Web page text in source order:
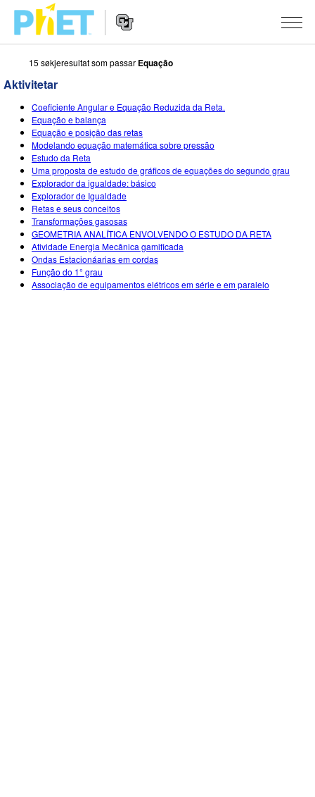
Search
the
PhET
Website
Navigation
SIMULERINGAR
All Sims
Fysikk
Matematikk
Kjemi
Geofag
Biologi
Omsette simuleringar
STUDIO
About Studio
Customizable Sims
Start a Free Trial
Purchase a License
TEACHING
Bla i aktivitetar
Contribute an Activity
Activity Contribution Guidelines
Virtual Workshops
Professional Learning with PhET
FORSKING
INITIATIVES
Inclusive Design
PhET Global
LOGG INN / REGISTER
LOGG INN / REGISTER
15 søkjeresultat som passar Equação
Aktivitetar
Coeficiente Angular e Equação Reduzida da Reta.
Equação e balança
Equação e posição das retas
Modelando equação matemática sobre pressão
Estudo da Reta
Uma proposta de estudo de gráficos de equações do segundo grau
Explorador da igualdade: básico
Explorador de Igualdade
Retas e seus conceitos
Transformações gasosas
GEOMETRIA ANALÍTICA ENVOLVENDO O ESTUDO DA RETA
Atividade Energia Mecânica gamificada
Ondas Estacionáarias em cordas
Função do 1° grau
Associação de equipamentos elétricos em série e em paralelo